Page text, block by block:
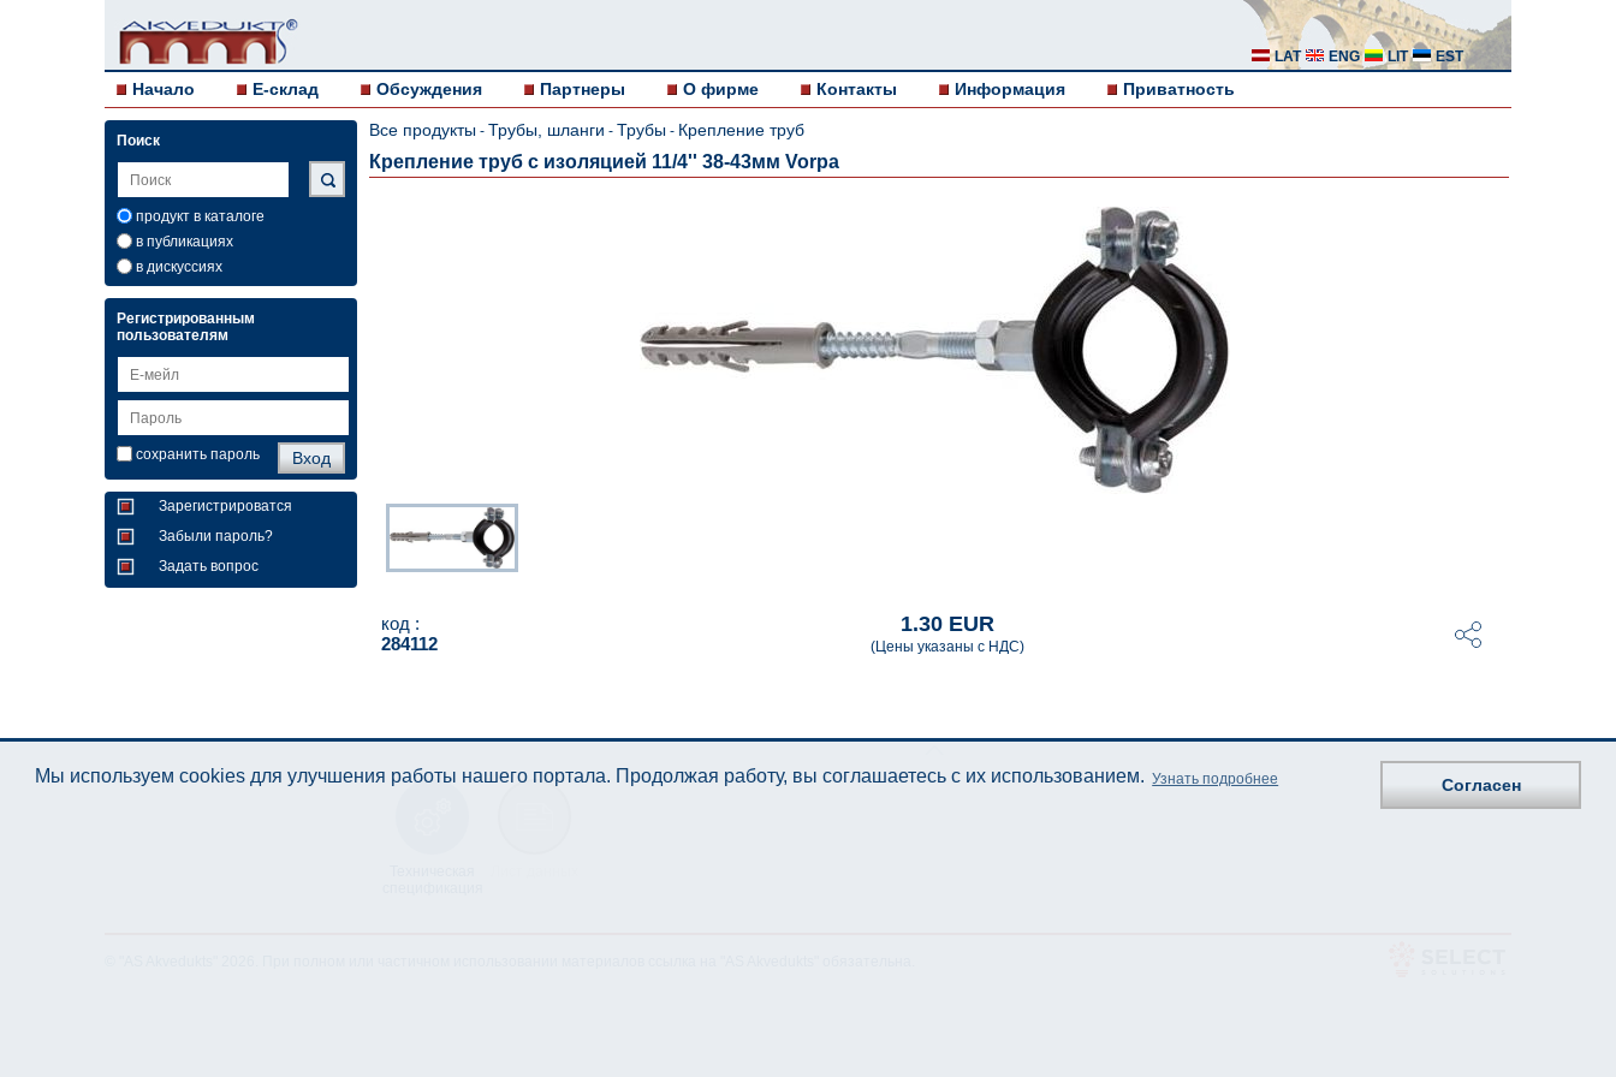
LAT ENG LIT EST
Начало E-склад Обсуждения Партнеры О фирме Контакты Информация Приватность
Поиск
продукт в каталоге
в публикациях
в дискуссиях
Регистрированным
пользователям
сохранить пароль
Зарегистрироватся
Забыли пароль?
Задать вопрос
Все продукты - Трубы, шланги - Трубы - Крепление труб
Крепление труб с изоляцией 11/4'' 38-43мм Vorpa
код :
284112
1.30 EUR
(Цены указаны с НДС)
Мы используем cookies для улучшения работы нашего портала. Продолжая работу, вы соглашаетесь с их использованием. Узнать подробнее Согласен